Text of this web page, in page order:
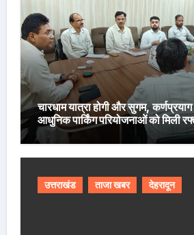
चारधाम यात्रा होगी और सुगम,
आधुनिक पार्किंग परियोजनाओं को मिली
उत्तराखंड ताजा खबर देहरादून